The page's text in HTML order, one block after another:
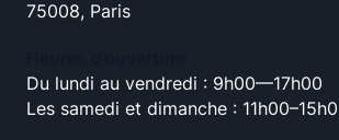
75008, Paris
Du lundi au vendredi : 9h00—17h00
Les samedi et dimanche :